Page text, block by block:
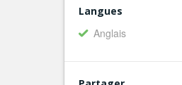
Langues
Anglais